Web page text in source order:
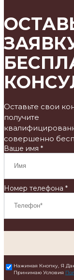
Оставьте свои
получите
совершенно
Ваше имя *
Номер телефона *
Нажимая Кнопку, Я
Принимаю Условия